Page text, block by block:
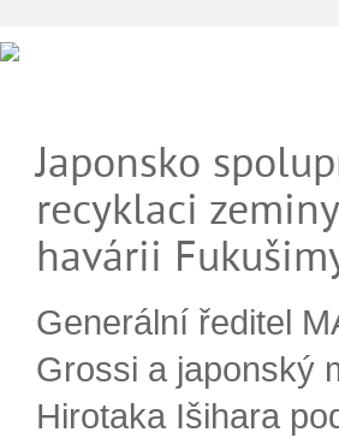
Japonsko
recyklaci
havárii
Generální ředitel
Grossi a japonský
Hirotaka Išihara